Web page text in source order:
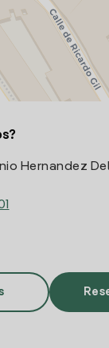
Hernandez Del